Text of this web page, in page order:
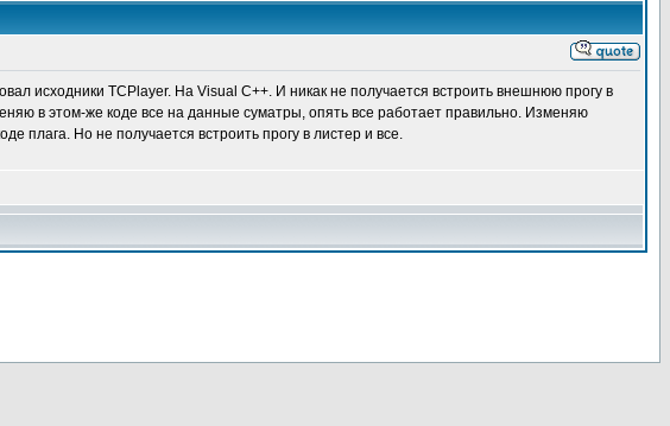
исходники TCPlayer. На Visual C++. И никак не получается встроить внешнюю прогу в
в этом-же коде все на данные суматры, опять все работает правильно. Изменяю
плага. Но не получается встроить прогу в листер и все.